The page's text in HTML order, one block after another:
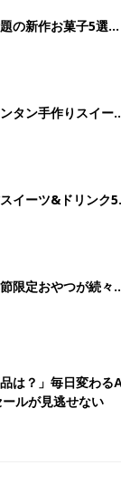
ルが見逃せない
たまひよ きほんの離
作りに役立つ
用やもらえる補助